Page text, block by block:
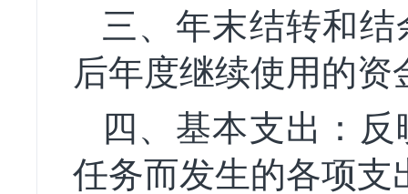
三、年末结转和结
后年度继续使用的
四、 基本支出：
任务而发生的各项支